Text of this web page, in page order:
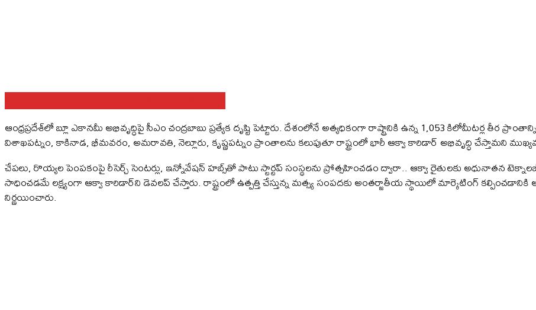
ఆంధ్రప్రదేశ్‌లో బ్లూ ఎకానమీ అభివృద్ధిపై సీఎం చంద్రబాబు ప్రత్యేక దృష్టి పెట్టారు. దేశంలోనే అత్యధికంగా రాష్ట్రానికి ఉన్న 1,053 కిలోమీటర్ల తీర
విశాఖపట్నం, కాకినాడ, భీమవరం, అమరావతి, నెల్లూరు, కృష్ణపట్నం ప్రాంతాలను కలుపుతూ రాష్ట్రంలో భారీ ఆక్వా కారిడార్‌ అభివృద్ధి చేస్తామని
చేపలు, రొయ్యల పెంపకంపై రీసెర్చ్‌ సెంటర్లు, ఇన్నోవేషన్‌ హబ్స్‌తో పాటు స్టార్టప్‌ సంస్థలను ప్రోత్సహించడం ద్వారా.. ఆక్వా రైతులకు అధునాతన
సాధించడమే లక్ష్యంగా ఆక్వా కారిడార్‌ని డెవలప్‌ చేస్తారు. రాష్ట్రంలో ఉత్పత్తి చేస్తున్న మత్స్య సంపదకు అంతర్జాతీయ స్థాయిలో మార్కెటింగ్‌
నిర్ణయించారు.